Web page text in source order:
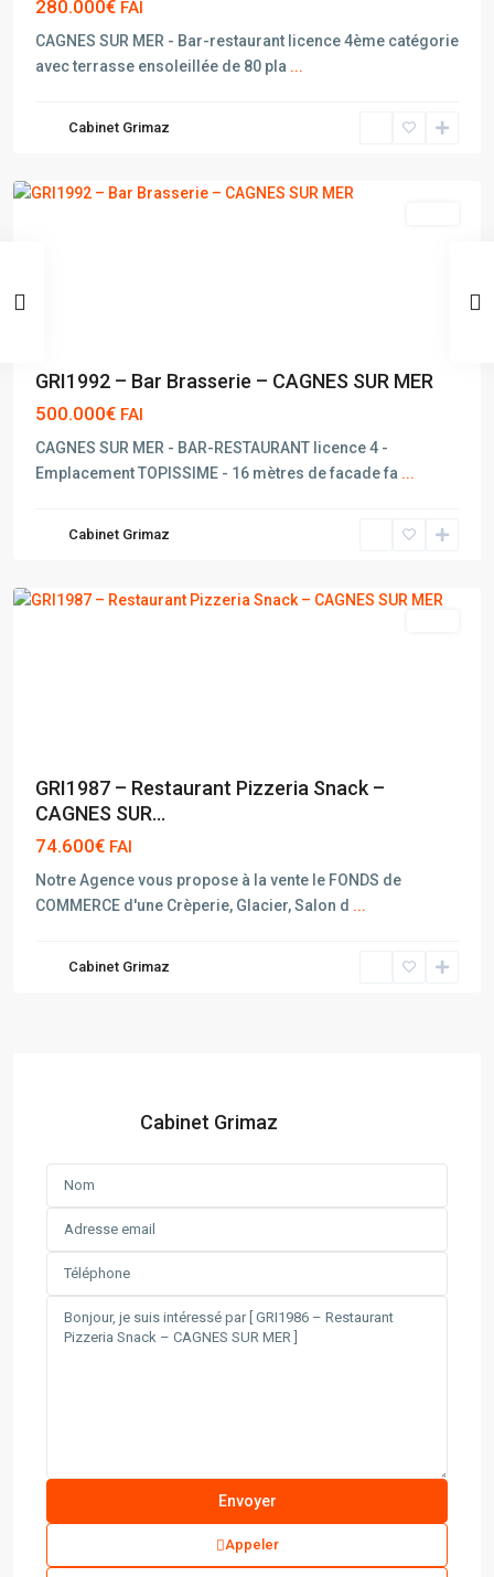
280.000€ FAI
CAGNES SUR MER - Bar-restaurant licence 4ème catégorie
avec terrasse ensoleillée de 80 pla ...
Cabinet Grimaz
GRI1992 – Bar Brasserie – CAGNES SUR MER
500.000€ FAI
CAGNES SUR MER - BAR-RESTAURANT licence 4 -
Emplacement TOPISSIME - 16 mètres de facade fa ...
Cabinet Grimaz
GRI1987 – Restaurant Pizzeria Snack –
CAGNES SUR...
74.600€ FAI
Notre Agence vous propose à la vente le FONDS de
COMMERCE d'une Crèperie, Glacier, Salon d ...
Cabinet Grimaz
Cabinet Grimaz
Appeler